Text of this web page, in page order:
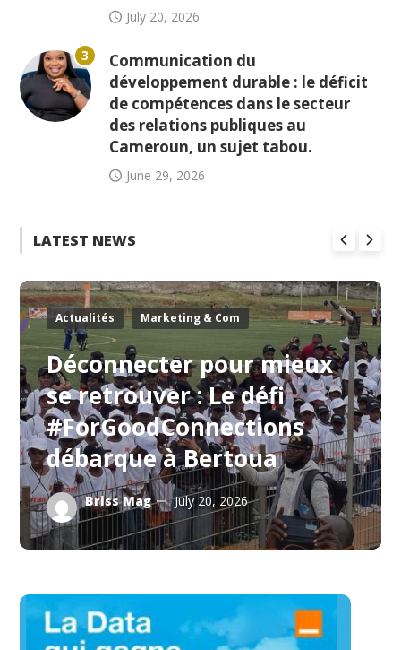
July 20, 2026
3
Communication du
développement durable : le déficit
de compétences dans le secteur
des relations publiques au
Cameroun, un sujet tabou.
June 29, 2026
LATEST NEWS
Déconnecter pour mieux
se retrouver : Le défi
#ForGoodConnections
débarque à Bertoua
Briss Mag July 20, 2026
Actualités Marketing & Com